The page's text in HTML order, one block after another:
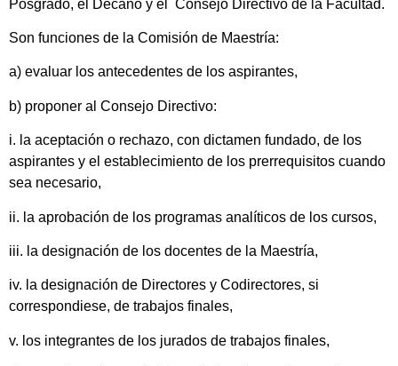
Posgrado, el Decano y el Consejo Directivo de la Facultad.
Son funciones de la Comisión de Maestría:
a) evaluar los antecedentes de los aspirantes,
b) proponer al Consejo Directivo:
i. la aceptación o rechazo, con dictamen fundado, de los
aspirantes y el establecimiento de los prerrequisitos cuando
sea necesario,
ii. la aprobación de los programas analíticos de los cursos,
iii. la designación de los docentes de la Maestría,
iv. la designación de Directores y Codirectores, si
correspondiese, de trabajos finales,
v. los integrantes de los jurados de trabajos finales,